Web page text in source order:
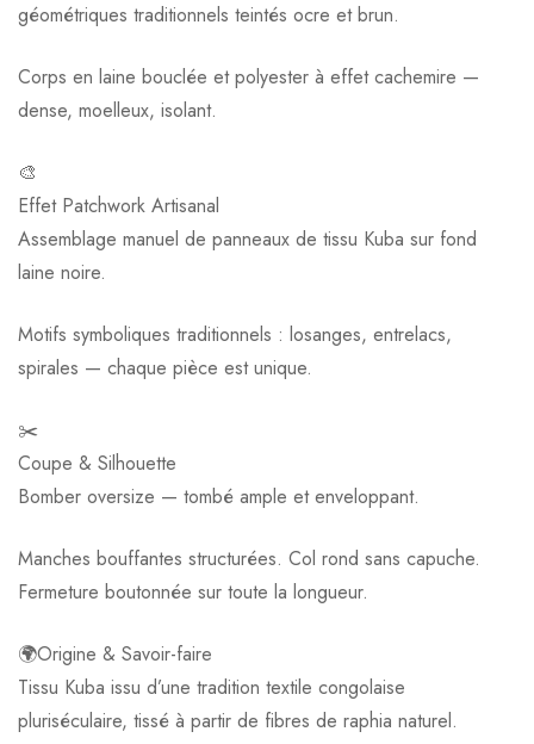
géométriques traditionnels teintés ocre et brun.
Corps en laine bouclée et polyester à effet cachemire —
dense, moelleux, isolant.
🎨
Effet Patchwork Artisanal
Assemblage manuel de panneaux de tissu Kuba sur fond
laine noire.
Motifs symboliques traditionnels : losanges, entrelacs,
spirales — chaque pièce est unique.
✂️
Coupe & Silhouette
Bomber oversize — tombé ample et enveloppant.
Manches bouffantes structurées. Col rond sans capuche.
Fermeture boutonnée sur toute la longueur.
🌍Origine & Savoir-faire
Tissu Kuba issu d’une tradition textile congolaise
pluriséculaire, tissé à partir de fibres de raphia naturel.